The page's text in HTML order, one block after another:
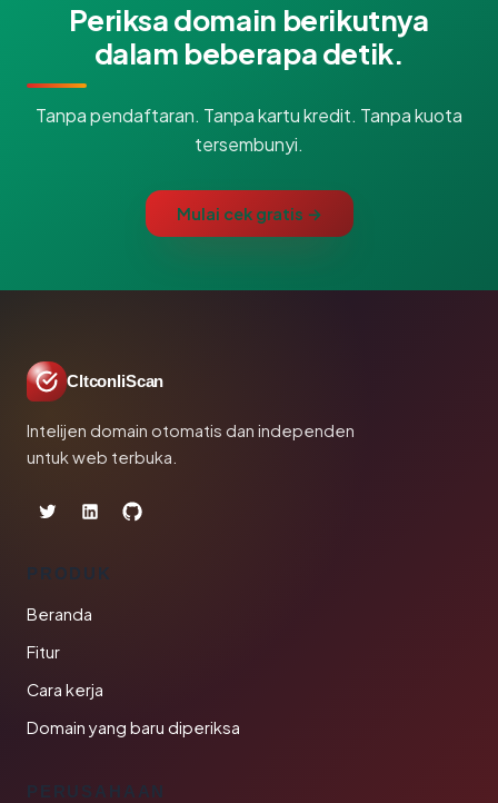
Periksa domain berikutnya
dalam beberapa detik.
Tanpa pendaftaran. Tanpa kartu kredit. Tanpa kuota
tersembunyi.
Mulai cek gratis →
CltconliScan
Intelijen domain otomatis dan independen
untuk web terbuka.
PRODUK
Beranda
Fitur
Cara kerja
Domain yang baru diperiksa
PERUSAHAAN